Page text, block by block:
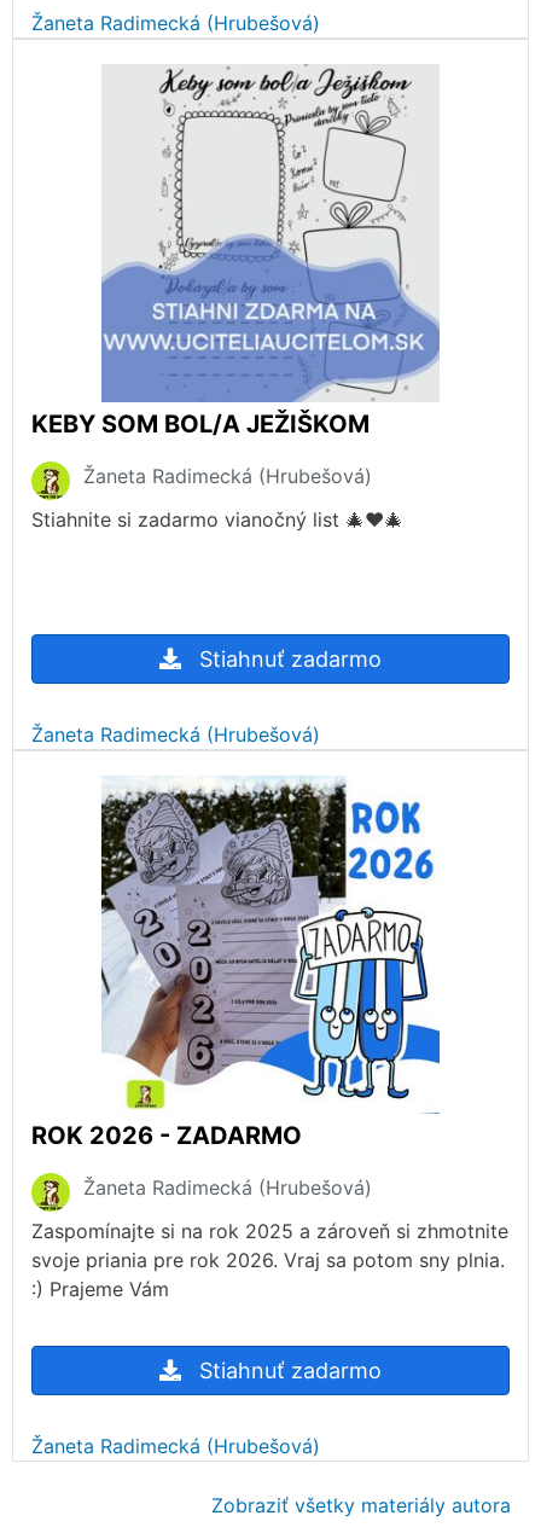
Žaneta Radimecká (Hrubešová)
KEBY SOM BOL/A JEŽIŠKOM
Žaneta Radimecká (Hrubešová)
Stiahnite si zadarmo vianočný list 🎄♥️🎄
Stiahnuť zadarmo
Žaneta Radimecká (Hrubešová)
ROK 2026 - ZADARMO
Žaneta Radimecká (Hrubešová)
Zaspomínajte si na rok 2025 a zároveň si zhmotnite
svoje priania pre rok 2026. Vraj sa potom sny plnia.
:) Prajeme Vám
Stiahnuť zadarmo
Žaneta Radimecká (Hrubešová)
Zobraziť všetky materiály autora